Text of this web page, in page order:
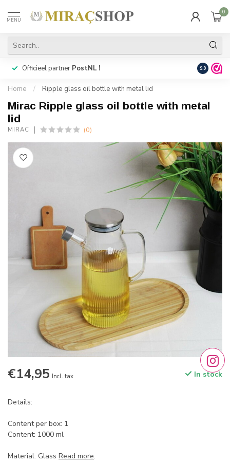
MENU
0
Officieel partner PostNL ! Snelle
9.9
Home / Ripple glass oil bottle with metal lid
Mirac Ripple glass oil bottle with metal
lid
MIRAC (0)
€14,95 Incl. tax In stock
Details:
Content per box: 1
Content: 1000 ml
Material: Glass Read more.